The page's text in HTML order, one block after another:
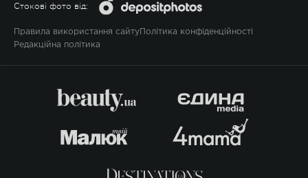
Стокові фото від:
Правила використання сайту Політика конфіденційності
Редакційна політика